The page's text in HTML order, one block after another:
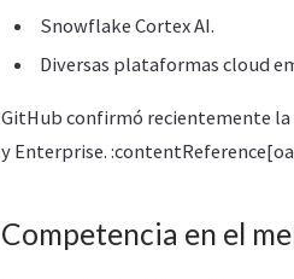
Snowflake Cortex AI.
Diversas plataformas cloud
GitHub confirmó recientemente
y Enterprise.
Competencia en el